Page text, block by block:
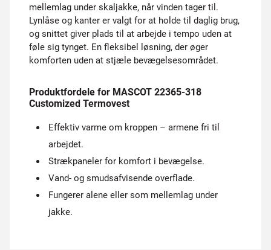
mellemlag under skaljakke, når vinden tager til.
Lynlåse og kanter er valgt for at holde til daglig brug,
og snittet giver plads til at arbejde i tempo uden at
føle sig tynget. En fleksibel løsning, der øger
komforten uden at stjæle bevægelsesområdet.
Produktfordele for MASCOT 22365-318
Customized Termovest
Effektiv varme om kroppen – armene fri til
arbejdet.
Strækpaneler for komfort i bevægelse.
Vand- og smudsafvisende overflade.
Fungerer alene eller som mellemlag under
jakke.